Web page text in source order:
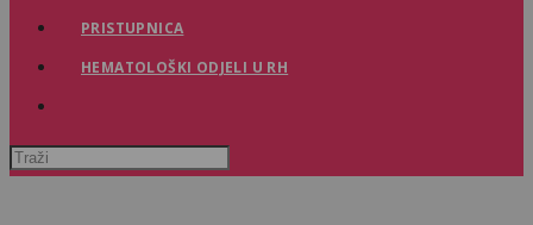
PRISTUPNICA
HEMATOLOŠKI ODJELI U RH
Pretražite
ovu